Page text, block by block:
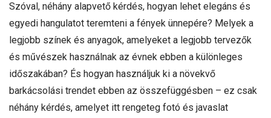
Szóval, néhány alapvető kérdés, hogyan lehet elegáns és
egyedi hangulatot teremteni a fények ünnepére? Melyek a
legjobb színek és anyagok, amelyeket a legjobb tervezők
és művészek használnak az évnek ebben a különleges
időszakában? És hogyan használjuk ki a növekvő
barkácsolási trendet ebben az összefüggésben – ez csak
néhány kérdés, amelyet itt rengeteg fotó és javaslat